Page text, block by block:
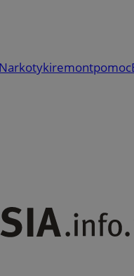
Narkotykiremontpomoc